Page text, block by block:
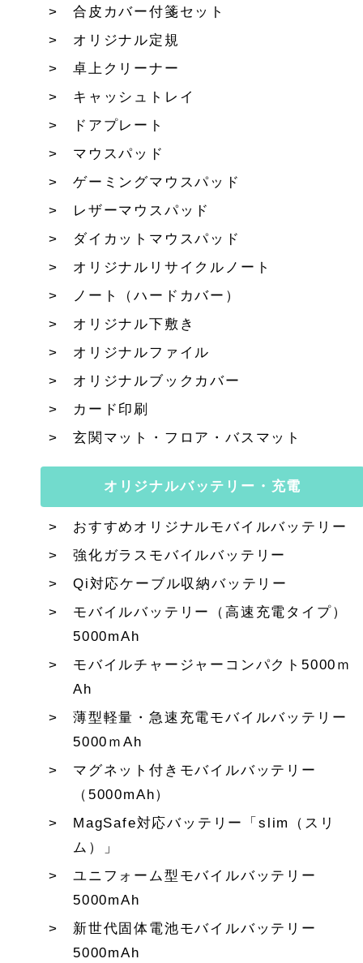
合皮カバー付箋セット
オリジナル定規
卓上クリーナー
キャッシュトレイ
ドアプレート
マウスパッド
ゲーミングマウスパッド
レザーマウスパッド
ダイカットマウスパッド
オリジナルリサイクルノート
ノート（ハードカバー）
オリジナル下敷き
オリジナルファイル
オリジナルブックカバー
カード印刷
玄関マット・フロア・バスマット
オリジナルバッテリー・充電
おすすめオリジナルモバイルバッテリー
強化ガラスモバイルバッテリー
Qi対応ケーブル収納バッテリー
モバイルバッテリー（高速充電タイプ）
5000mAh
モバイルチャージャーコンパクト5000ｍ
Ah
薄型軽量・急速充電モバイルバッテリー
5000ｍAh
マグネット付きモバイルバッテリー
（5000mAh）
MagSafe対応バッテリー「slim（スリ
ム）」
ユニフォーム型モバイルバッテリー
5000mAh
新世代固体電池モバイルバッテリー
5000mAh